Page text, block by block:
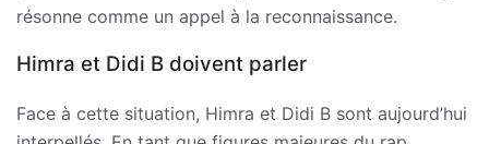
résonne comme un appel à la reconnaissance.
Himra et Didi B doivent parler
Face à cette situation, Himra et Didi B sont aujourd’hui